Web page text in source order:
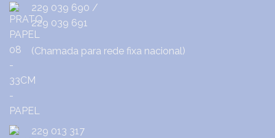
229 039 690 /
229 039 691
(Chamada para rede fixa nacional)
229 013 317